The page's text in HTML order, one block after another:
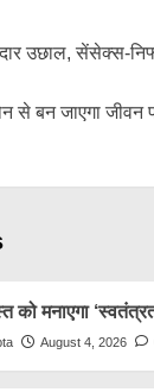
उछाल, सेंसेक्स-
से बन जाएगा जीवन
मनाएगा
August 4, 2026